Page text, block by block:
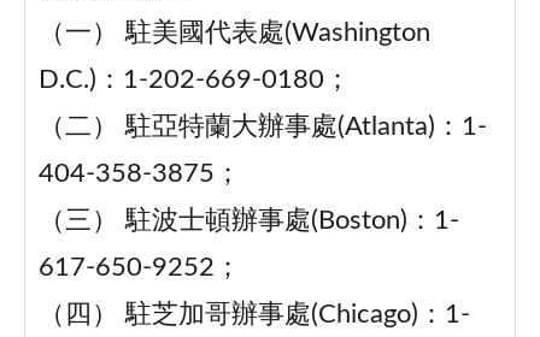
（一） 駐美國代表處(Washington
D.C.)：1-202-669-0180；
（二） 駐亞特蘭大辦事處(Atlanta)：1-
404-358-3875；
（三） 駐波士頓辦事處(Boston)：1-
617-650-9252；
（四） 駐芝加哥辦事處(Chicago)：1-